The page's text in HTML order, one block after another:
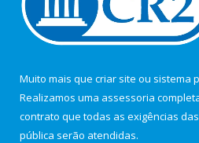
Muito mais que criar site ou sistema
Realizamos uma assessoria
contrato que todas as exigências das
pública serão atendidas.